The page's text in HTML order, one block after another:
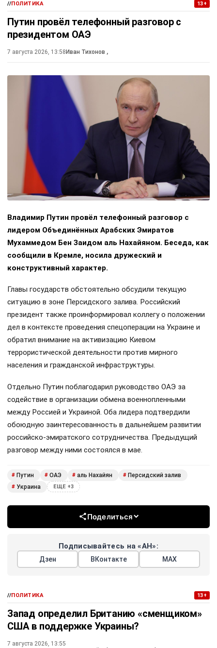
//ПОЛИТИКА 13+
Путин провёл телефонный разговор с
президентом ОАЭ
7 августа 2026, 13:58 Иван Тихонов ,
Владимир Путин провёл телефонный разговор с
лидером Объединённых Арабских Эмиратов
Мухаммедом Бен Заидом аль Нахайяном. Беседа, как
сообщили в Кремле, носила дружеский и
конструктивный характер.
Главы государств обстоятельно обсудили текущую
ситуацию в зоне Персидского залива. Российский
президент также проинформировал коллегу о положении
дел в контексте проведения спецоперации на Украине и
обратил внимание на активизацию Киевом
террористической деятельности против мирного
населения и гражданской инфраструктуры.
Отдельно Путин поблагодарил руководство ОАЭ за
содействие в организации обмена военнопленными
между Россией и Украиной. Оба лидера подтвердили
обоюдную заинтересованность в дальнейшем развитии
российско-эмиратского сотрудничества. Предыдущий
разговор между ними состоялся в мае.
# Путин # ОАЭ # аль Нахайян # Персидский залив
# Украина ЕЩЕ +3
Поделиться
Подписывайтесь на «АН»:
Дзен ВКонтакте МАХ
//ПОЛИТИКА 13+
Запад определил Британию «сменщиком»
США в поддержке Украины?
7 августа 2026, 13:55